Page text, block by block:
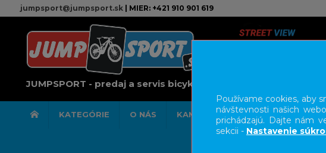
jumpsport@jumpsport.sk| MIER: +421 910 901 619
JUMPSPORT - predaj a servis bicyklov
KATEGÓRIE O NÁS KAMENNÁ PREDAJNA SERVIS
Používame cookies, aby
návštevnosti našich
prichádzajú. Dajte nám
sekcii - Nastavenie